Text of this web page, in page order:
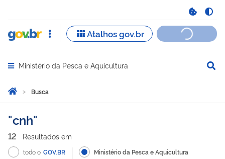
Abrir menu principal de navegação
Ministério da Pesca e Aquicultura
Você está aqui:
Página Inicial
Busca
Busca
cnh
12 Resultados em
todo o GOV.BR Ministério da Pesca e Aquicultura